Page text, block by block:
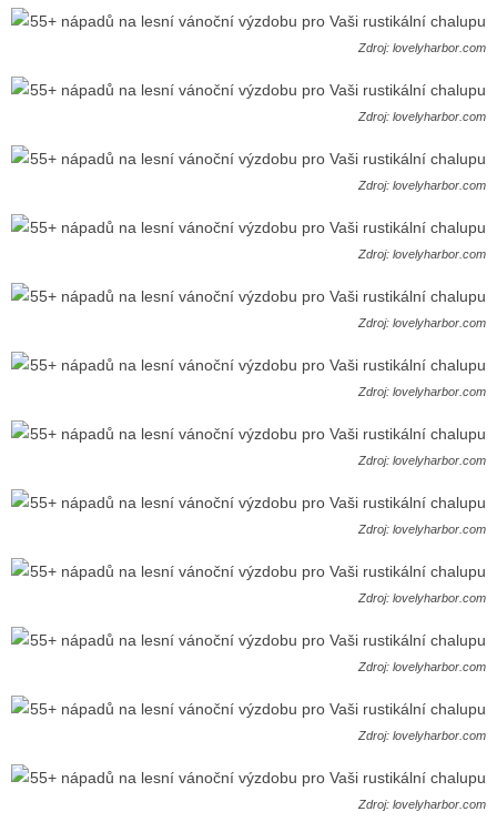
Zdroj: lovelyharbor.com
Zdroj: lovelyharbor.com
Zdroj: lovelyharbor.com
Zdroj: lovelyharbor.com
Zdroj: lovelyharbor.com
Zdroj: lovelyharbor.com
Zdroj: lovelyharbor.com
Zdroj: lovelyharbor.com
Zdroj: lovelyharbor.com
Zdroj: lovelyharbor.com
Zdroj: lovelyharbor.com
Zdroj: lovelyharbor.com